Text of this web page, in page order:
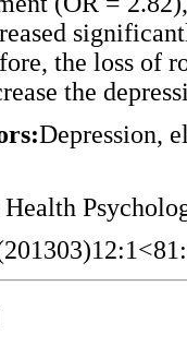
the loss of
the
Depression,
Health